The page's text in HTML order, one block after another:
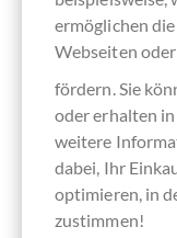
Mango
ermöglichen
Webseiten
fördern. Sie
oder erhalten
weitere
dabei, Ihr
optimieren, in
zustimmen!